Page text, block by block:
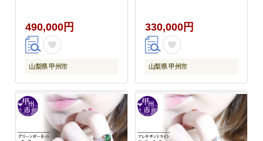
490,000円
山梨県 甲州市
330,000円
山梨県 甲州市